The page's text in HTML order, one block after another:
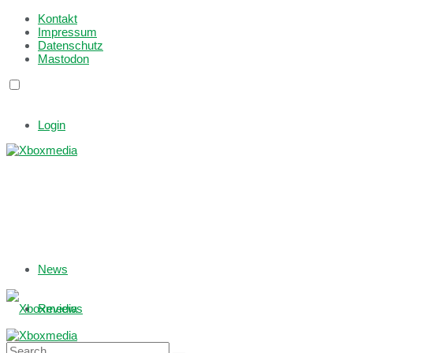
Kontakt
Impressum
Datenschutz
Mastodon
Login
News
Reviews
Games with Gold